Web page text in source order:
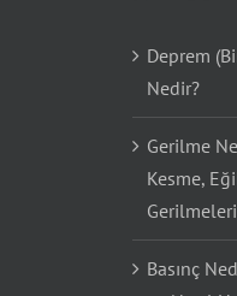
Deprem
Nedir?
Gerilme
Kesme,
Gerilmeleri